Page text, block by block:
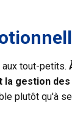
tout-petits.
la gestion
plutôt qu'à